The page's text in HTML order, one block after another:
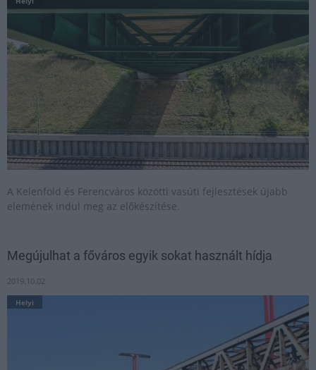
A Kelenföld és Ferencváros közötti vasúti fejlesztések újabb
elemének indul meg az előkészítése.
Megújulhat a főváros egyik sokat használt hídja
2019.10.02
Helyi